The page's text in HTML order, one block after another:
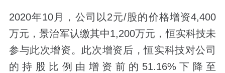
2020年10月，公司以2元/股的价格增资4,400
万元，景治军认缴其中1,200万元，恒实科技未
参与此次增资。此次增资后，恒实科技对公司
的持股比例由增资前的51.16%下降至